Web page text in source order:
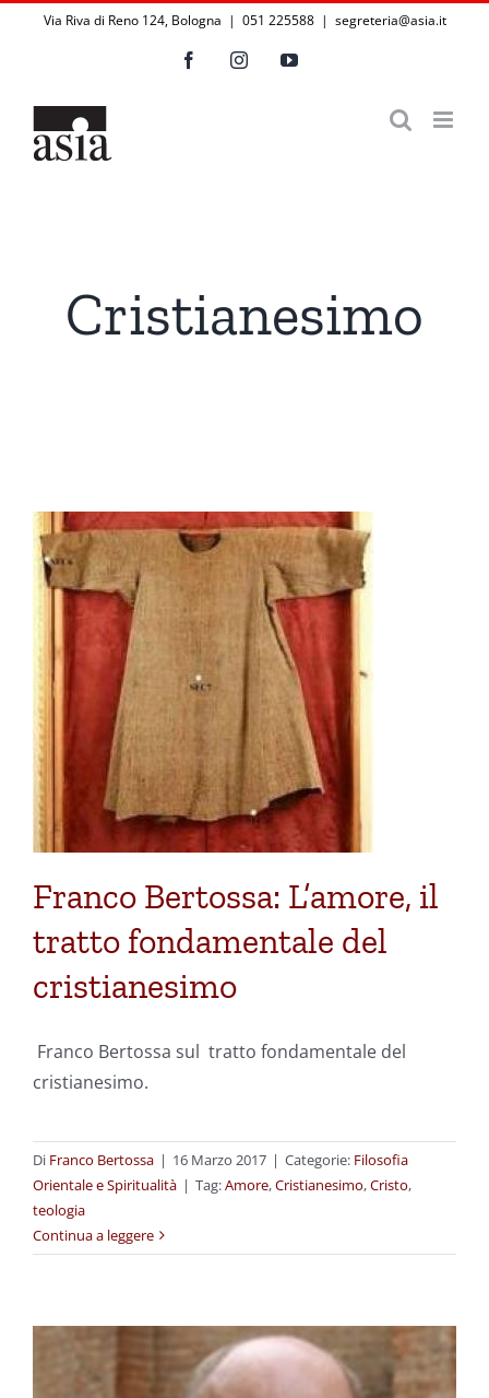
Via Riva di Reno 124, Bologna | 051 225588 | segreteria@asia.it
FacebookInstagramYouTube
Cristianesimo
Franco Bertossa: L’amore, il
tratto fondamentale del
cristianesimo
Franco Bertossa sul tratto fondamentale del
cristianesimo.
Di Franco Bertossa | 16 Marzo 2017 | Categorie: Filosofia
Orientale e Spiritualità | Tag:Amore,Cristianesimo,Cristo,
teologia
Continua a leggere